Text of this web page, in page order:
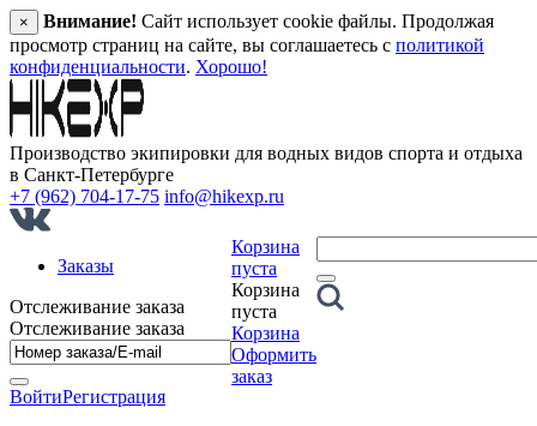
× Внимание! Сайт использует cookie файлы. Продолжая
просмотр страниц на сайте, вы соглашаетесь с политикой
конфиденциальности. Хорошо!
Производство экипировки для водных видов спорта и отдыха
в Санкт‑Петербурге
+7 (962) 704-17-75 info@hikexp.ru
Заказы
Отслеживание заказа
Отслеживание заказа
ВойтиРегистрация
Корзина
пуста
Корзина
пуста
Корзина
Оформить
заказ